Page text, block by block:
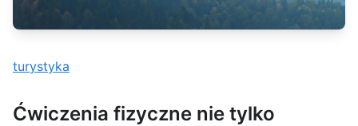
turystyka
Ćwiczenia fizyczne nie tylko